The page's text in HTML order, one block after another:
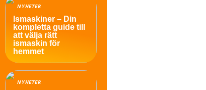
NYHETER
Ismaskiner – Din
kompletta guide till
att välja rätt
ismaskin för
hemmet
NYHETER